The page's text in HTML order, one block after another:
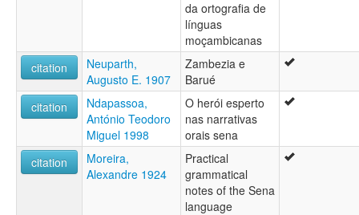
da ortografia de
línguas
moçambicanas
citation
Neuparth,
Augusto E. 1907
Zambezia e
Barué
citation
Ndapassoa,
António Teodoro
Miguel 1998
O herói esperto
nas narrativas
orais sena
citation
Moreira,
Alexandre 1924
Practical
grammatical
notes of the Sena
language